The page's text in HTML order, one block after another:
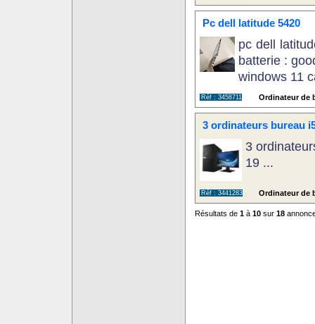
Pc dell latitude 5420
pc dell
batterie :
windows 11
Réf : 3458711 Ordinateur de
3 ordinateurs bureau
3
19 ...
Réf : 3441283 Ordinateur de
Résultats de 1à 10sur 18